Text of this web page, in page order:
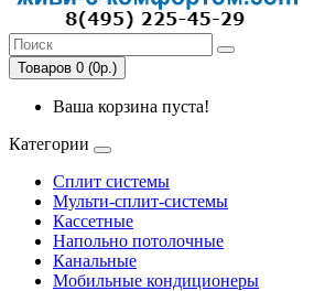
Товаров 0 (0р.)
Ваша корзина пуста!
Категории
Сплит системы
Мульти-сплит-системы
Кассетные
Напольно потолочные
Канальные
Мобильные кондиционеры